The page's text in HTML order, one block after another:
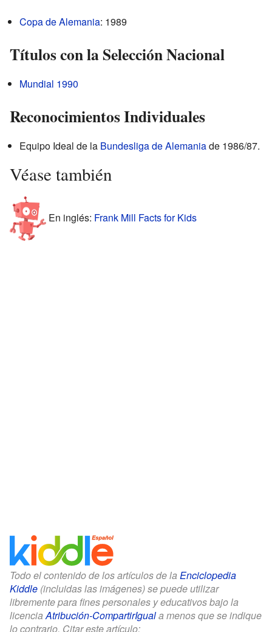
Copa de Alemania: 1989
Títulos con la Selección Nacional
Mundial 1990
Reconocimientos Individuales
Equipo Ideal de la Bundesliga de Alemaniade 1986/87.
Véase también
En inglés: Frank Mill Facts for Kids
Todo el contenido de los artículos de la Enciclopedia
Kiddle (incluidas las imágenes) se puede utilizar
libremente para fines personales y educativos bajo la
licenciaAtribución-CompartirIguala menos que se indique
lo contrario. Citar este artículo: